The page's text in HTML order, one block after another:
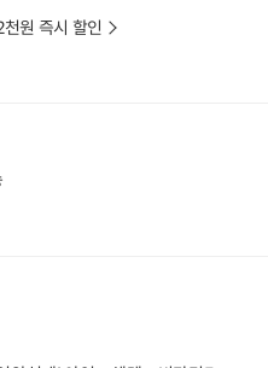
원 즉시 할인